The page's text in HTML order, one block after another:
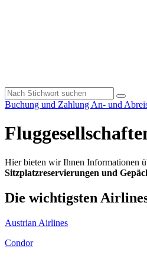
Buchung und Zahlung An- und
Hier bieten wir Ihnen Informationen
Sitzplatzreservierungen und
Die wichtigsten
Austrian Airlines
Condor